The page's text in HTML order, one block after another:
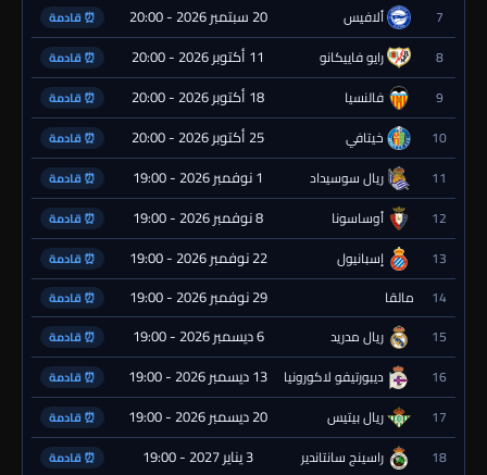
7 ألافيس 20 سبتمبر 2026 - 20:00 ⏰ قادمة
8 رايو فاييكانو 11 أكتوبر 2026 - 20:00 ⏰ قادمة
9 فالنسيا 18 أكتوبر 2026 - 20:00 ⏰ قادمة
10 خيتافي 25 أكتوبر 2026 - 20:00 ⏰ قادمة
11 ريال سوسيداد 1 نوفمبر 2026 - 19:00 ⏰ قادمة
12 أوساسونا 8 نوفمبر 2026 - 19:00 ⏰ قادمة
13 إسبانيول 22 نوفمبر 2026 - 19:00 ⏰ قادمة
14 مالقا 29 نوفمبر 2026 - 19:00 ⏰ قادمة
15 ريال مدريد 6 ديسمبر 2026 - 19:00 ⏰ قادمة
16 ديبورتيفو لاكورونيا 13 ديسمبر 2026 - 19:00 ⏰ قادمة
17 ريال بيتيس 20 ديسمبر 2026 - 19:00 ⏰ قادمة
18 راسينج سانتاندير 3 يناير 2027 - 19:00 ⏰ قادمة